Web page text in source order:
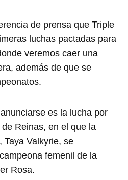
de prensa que Triple
luchas pactadas para
veremos caer una
además de que se
es la lucha por
Reinas, en el que la
Taya Valkyrie, se
femenil de la
Rosa.